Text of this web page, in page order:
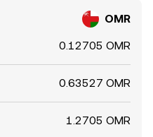
OMR
0.12705 OMR
0.63527 OMR
1.2705 OMR